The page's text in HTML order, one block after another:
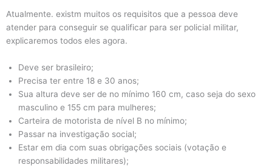
Atualmente. existm muitos os requisitos que a pessoa deve
atender para conseguir se qualificar para ser policial militar,
explicaremos todos eles agora.
Deve ser brasileiro;
Precisa ter entre 18 e 30 anos;
Sua altura deve ser de no mínimo 160 cm, caso seja do sexo
masculino e 155 cm para mulheres;
Carteira de motorista de nível B no mínimo;
Passar na investigação social;
Estar em dia com suas obrigações sociais (votação e
responsabilidades militares);